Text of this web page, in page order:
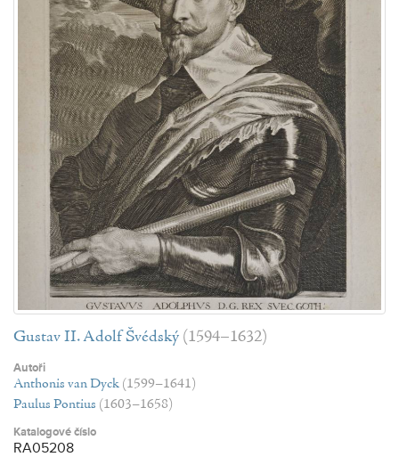
Gustav II. Adolf Švédský (1594–1632)
Autoři
Anthonis van Dyck (1599–1641)
Paulus Pontius (1603–1658)
Katalogové číslo
RA05208